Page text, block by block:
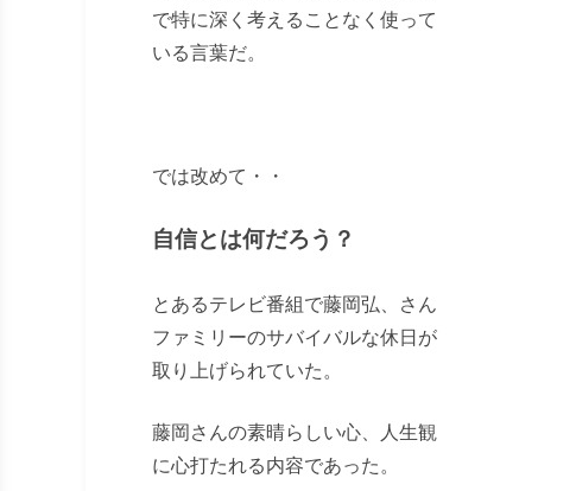
で特に深く考えることなく使って
いる言葉だ。
では改めて・・
自信とは何だろう？
とあるテレビ番組で藤岡弘、さん
ファミリーのサバイバルな休日が
取り上げられていた。
藤岡さんの素晴らしい心、人生観
に心打たれる内容であった。